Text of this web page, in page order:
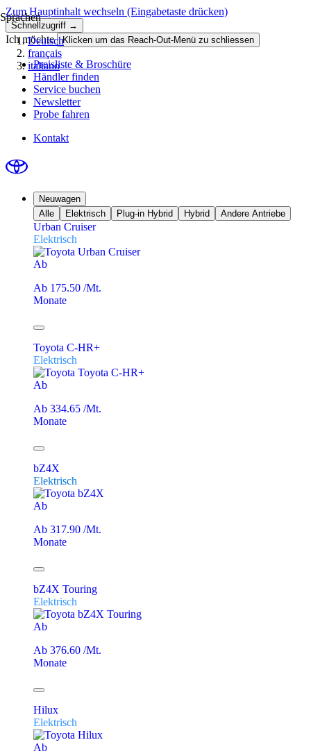
Zum Hauptinhalt wechseln (Eingabetaste drücken)
Schnellzugriff →
Ich möchte Klicken um das Reach-Out-Menü zu schliessen
Preisliste & Broschüre
Händler finden
Service buchen
Newsletter
Probe fahren
Kontakt
Neuwagen
Alle
Elektrisch Plug-in Hybrid Hybrid Andere Antriebe
Urban Cruiser
Elektrisch
Ab
Ab 175.50 /Mt.
Monate
Toyota C-HR+
Elektrisch
Ab
Ab 334.65 /Mt.
Monate
bZ4X
Elektrisch
Ab
Ab 317.90 /Mt.
Monate
bZ4X Touring
Elektrisch
Ab
Ab 376.60 /Mt.
Monate
Hilux
Elektrisch
Ab
Sprachen
Deutsch
français
italiano